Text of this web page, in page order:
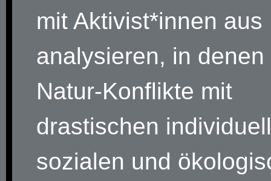
mit Aktivist*innen aus
analysieren, in
Natur-Konflikte mit
drastischen
sozialen und